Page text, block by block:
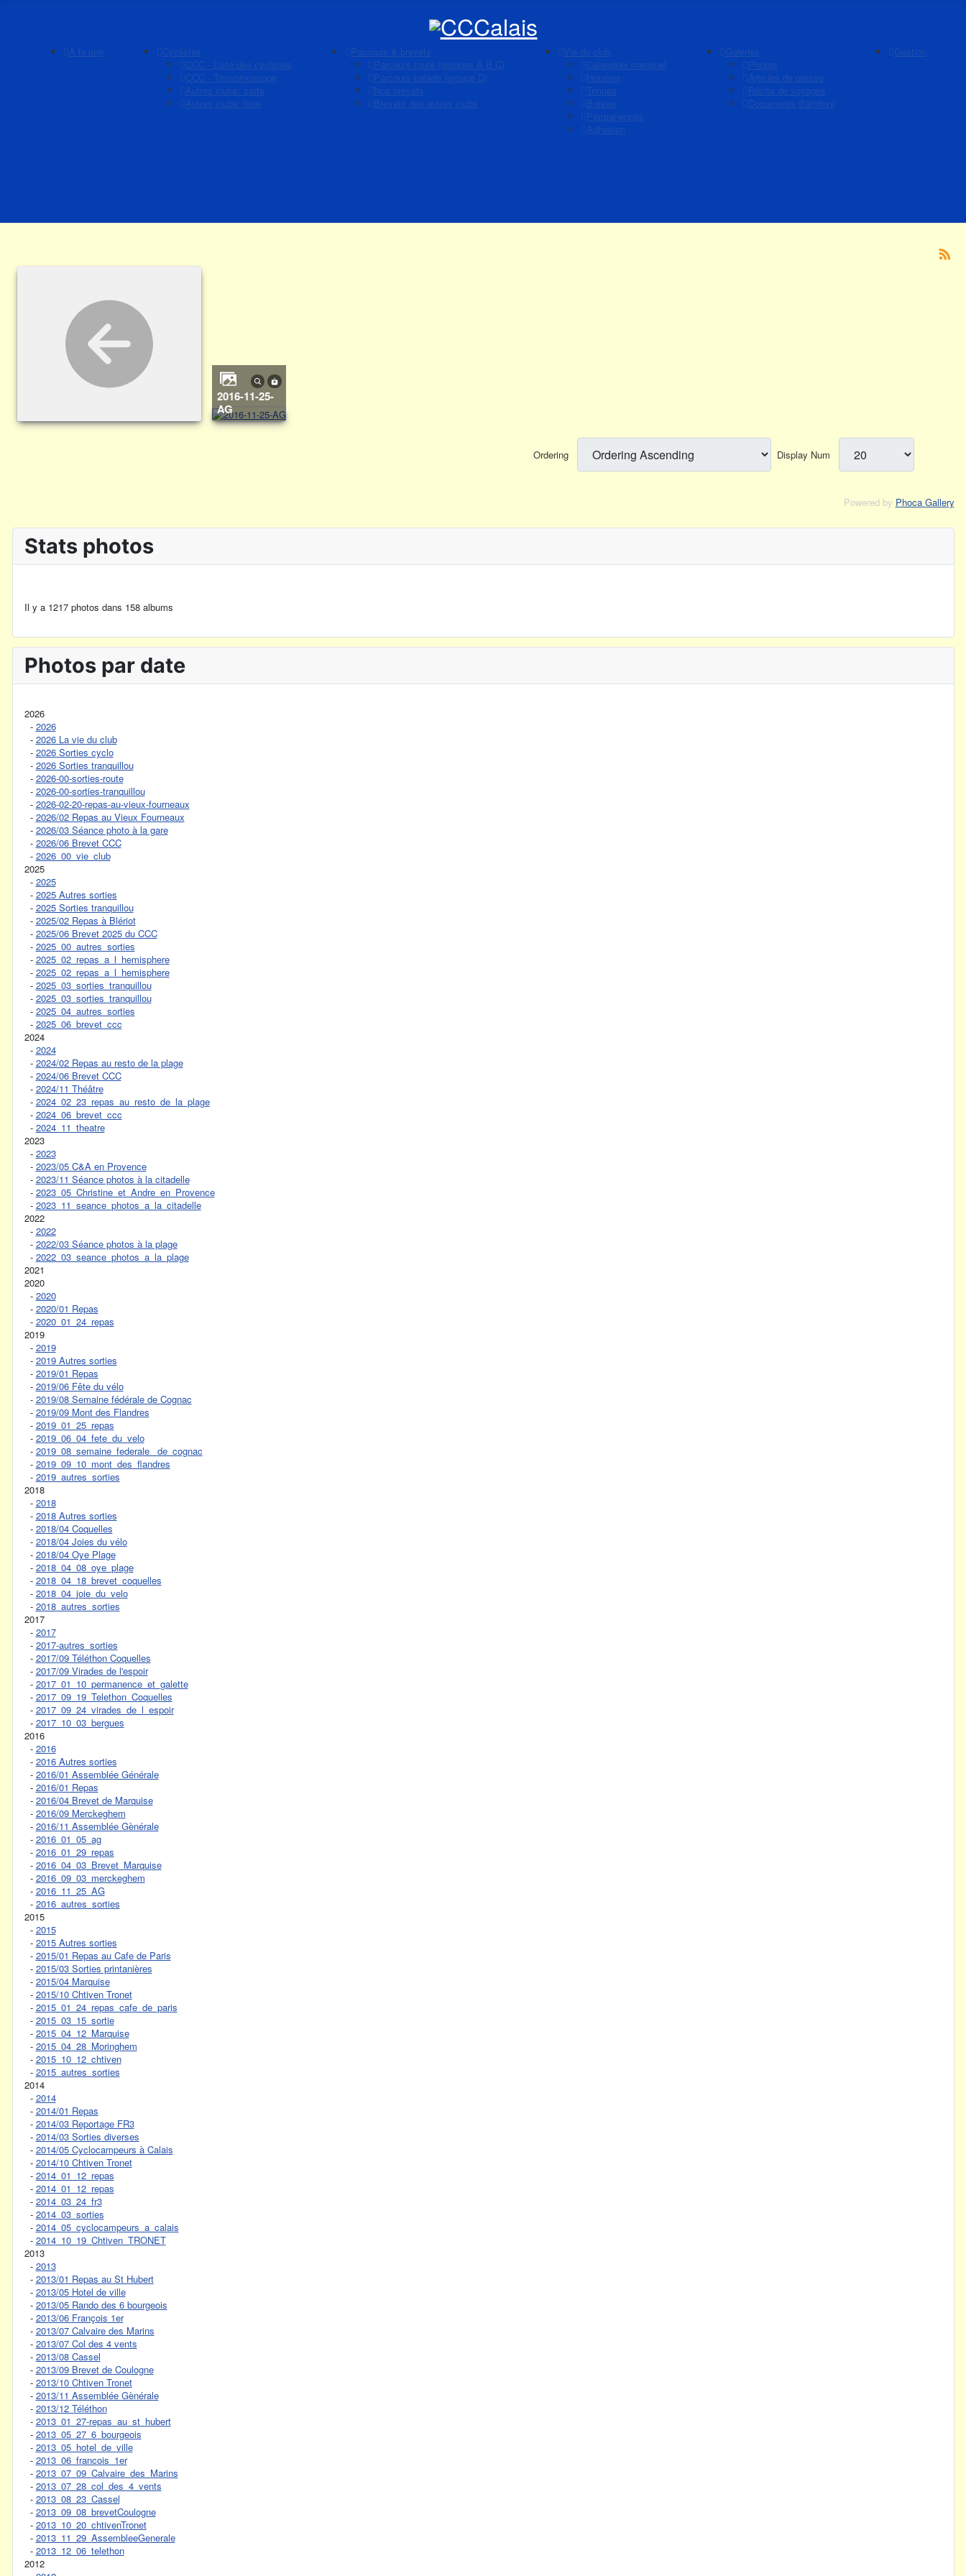
A la une
Cyclistes
CCC - Liste des cyclistes
CCC - Trombinoscope
Autres clubs: carte
Autres clubs: liste
Parcours & brevets
Parcours route (groupes A B C)
Parcours balade (groupe D)
Nos brevets
Brevets des autres clubs
Vie du club
Calendrier mensuel
Horaires
Tenues
Bureau
Permanences
Adhésion
Galeries
Photos
Articles de presse
Récits de voyages
Documents d'archive
Gestion
Stats photos
Il y a 1217 photos dans 158 albums
Photos par date
2026
- 2026
- 2026 La vie du club
- 2026 Sorties cyclo
- 2026 Sorties tranquillou
- 2026-00-sorties-route
- 2026-00-sorties-tranquillou
- 2026-02-20-repas-au-vieux-fourneaux
- 2026/02 Repas au Vieux Fourneaux
- 2026/03 Séance photo à la gare
- 2026/06 Brevet CCC
- 2026_00_vie_club
2025
- 2025
- 2025 Autres sorties
- 2025 Sorties tranquillou
- 2025/02 Repas à Blériot
- 2025/06 Brevet 2025 du CCC
- 2025_00_autres_sorties
- 2025_02_repas_a_l_hemisphere
- 2025_02_repas_a_l_hemisphere
- 2025_03_sorties_tranquillou
- 2025_03_sorties_tranquillou
- 2025_04_autres_sorties
- 2025_06_brevet_ccc
2024
- 2024
- 2024/02 Repas au resto de la plage
- 2024/06 Brevet CCC
- 2024/11 Théâtre
- 2024_02_23_repas_au_resto_de_la_plage
- 2024_06_brevet_ccc
- 2024_11_theatre
2023
- 2023
- 2023/05 C&A en Provence
- 2023/11 Séance photos à la citadelle
- 2023_05_Christine_et_Andre_en_Provence
- 2023_11_seance_photos_a_la_citadelle
2022
- 2022
- 2022/03 Séance photos à la plage
- 2022_03_seance_photos_a_la_plage
2021
2020
- 2020
- 2020/01 Repas
- 2020_01_24_repas
2019
- 2019
- 2019 Autres sorties
- 2019/01 Repas
- 2019/06 Fête du vélo
- 2019/08 Semaine fédérale de Cognac
- 2019/09 Mont des Flandres
- 2019_01_25_repas
- 2019_06_04_fete_du_velo
- 2019_08_semaine_federale_ de_cognac
- 2019_09_10_mont_des_flandres
- 2019_autres_sorties
2018
- 2018
- 2018 Autres sorties
- 2018/04 Coquelles
- 2018/04 Joies du vélo
- 2018/04 Oye Plage
- 2018_04_08_oye_plage
- 2018_04_18_brevet_coquelles
- 2018_04_joie_du_velo
- 2018_autres_sorties
2017
- 2017
- 2017-autres_sorties
- 2017/09 Téléthon Coquelles
- 2017/09 Virades de l'espoir
- 2017_01_10_permanence_et_galette
- 2017_09_19_Telethon_Coquelles
- 2017_09_24_virades_de_l_espoir
- 2017_10_03_bergues
2016
- 2016
- 2016 Autres sorties
- 2016/01 Assemblée Générale
- 2016/01 Repas
- 2016/04 Brevet de Marquise
- 2016/09 Merckeghem
- 2016/11 Assemblée Gènérale
- 2016_01_05_ag
- 2016_01_29_repas
- 2016_04_03_Brevet_Marquise
- 2016_09_03_merckeghem
- 2016_11_25_AG
- 2016_autres_sorties
2015
- 2015
- 2015 Autres sorties
- 2015/01 Repas au Cafe de Paris
- 2015/03 Sorties printanières
- 2015/04 Marquise
- 2015/10 Chtiven Tronet
- 2015_01_24_repas_cafe_de_paris
- 2015_03_15_sortie
- 2015_04_12_Marquise
- 2015_04_28_Moringhem
- 2015_10_12_chtiven
- 2015_autres_sorties
2014
- 2014
- 2014/01 Repas
- 2014/03 Reportage FR3
- 2014/03 Sorties diverses
- 2014/05 Cyclocampeurs à Calais
- 2014/10 Chtiven Tronet
- 2014_01_12_repas
- 2014_01_12_repas
- 2014_03_24_fr3
- 2014_03_sorties
- 2014_05_cyclocampeurs_a_calais
- 2014_10_19_Chtiven_TRONET
2013
- 2013
- 2013/01 Repas au St Hubert
- 2013/05 Hotel de ville
- 2013/05 Rando des 6 bourgeois
- 2013/06 François 1er
- 2013/07 Calvaire des Marins
- 2013/07 Col des 4 vents
- 2013/08 Cassel
- 2013/09 Brevet de Coulogne
- 2013/10 Chtiven Tronet
- 2013/11 Assemblée Gènérale
- 2013/12 Téléthon
- 2013_01_27-repas_au_st_hubert
- 2013_05_27_6_bourgeois
- 2013_05_hotel_de_ville
- 2013_06_francois_1er
- 2013_07_09_Calvaire_des_Marins
- 2013_07_28_col_des_4_vents
- 2013_08_23_Cassel
- 2013_09_08_brevetCoulogne
- 2013_10_20_chtivenTronet
- 2013_11_29_AssembleeGenerale
- 2013_12_06_telethon
2012
2016-11-25-
AG
Ordering Display Num
Powered by Phoca Gallery